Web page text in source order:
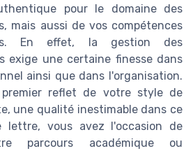
pour le domaine des
mais aussi de vos compétences
En effet, la gestion des
exige une certaine finesse dans
ainsi que dans l'organisation.
reflet de votre style de
une qualité inestimable dans ce
lettre, vous avez l'occasion de
parcours académique ou